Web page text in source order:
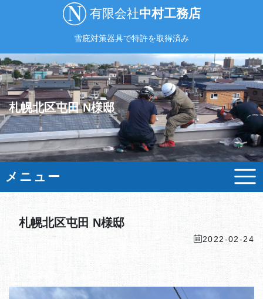
有限会社中村工務店
雪庇対策器具で特許を取得済み
札幌北区屯田 N様邸
メニュー
札幌北区屯田 N様邸
2022-02-24